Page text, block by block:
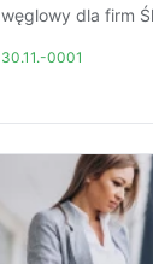
węglowy dla firm
30.11.-0001